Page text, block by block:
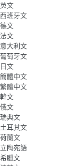
英文
西班牙文
德文
法文
意大利文
葡萄牙文
日文
簡體中文
繁體中文
韓文
俄文
瑞典文
土耳其文
荷蘭文
立陶宛語
希臘文